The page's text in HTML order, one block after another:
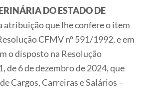
DO ESTADO DE
atribuição que lhe confere o item
CFMV nº 591/1992, e em
o disposto na Resolução
de 6 de dezembro de 2024, que
Cargos, Carreiras e Salários –